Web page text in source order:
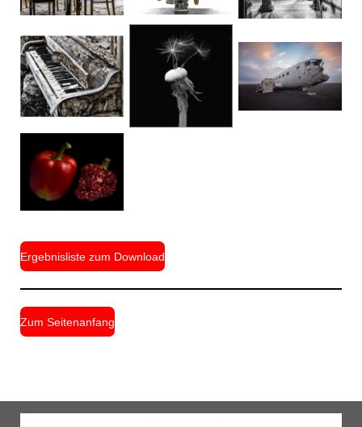
Ergebnisliste zum Download
Zum Seitenanfang